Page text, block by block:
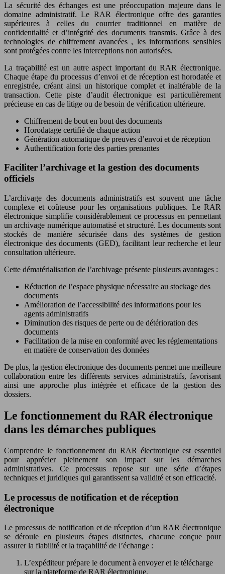
La sécurité des échanges est une préoccupation majeure dans le
domaine administratif. Le RAR électronique offre des garanties
supérieures à celles du courrier traditionnel en matière de
confidentialité et d’intégrité des documents transmis. Grâce à des
technologies de chiffrement avancées , les informations sensibles
sont protégées contre les interceptions non autorisées.
La traçabilité est un autre aspect important du RAR électronique.
Chaque étape du processus d’envoi et de réception est horodatée et
enregistrée, créant ainsi un historique complet et inaltérable de la
transaction. Cette piste d’audit électronique est particulièrement
précieuse en cas de litige ou de besoin de vérification ultérieure.
Chiffrement de bout en bout des documents
Horodatage certifié de chaque action
Génération automatique de preuves d’envoi et de réception
Authentification forte des parties prenantes
Faciliter l’archivage et la gestion des documents
officiels
L’archivage des documents administratifs est souvent une tâche
complexe et coûteuse pour les organisations publiques. Le RAR
électronique simplifie considérablement ce processus en permettant
un archivage numérique automatisé et structuré. Les documents sont
stockés de manière sécurisée dans des systèmes de gestion
électronique des documents (GED), facilitant leur recherche et leur
consultation ultérieure.
Cette dématérialisation de l’archivage présente plusieurs avantages :
Réduction de l’espace physique nécessaire au stockage des
documents
Amélioration de l’accessibilité des informations pour les
agents administratifs
Diminution des risques de perte ou de détérioration des
documents
Facilitation de la mise en conformité avec les réglementations
en matière de conservation des données
De plus, la gestion électronique des documents permet une meilleure
collaboration entre les différents services administratifs, favorisant
ainsi une approche plus intégrée et efficace de la gestion des
dossiers.
Le fonctionnement du RAR électronique
dans les démarches publiques
Comprendre le fonctionnement du RAR électronique est essentiel
pour apprécier pleinement son impact sur les démarches
administratives. Ce processus repose sur une série d’étapes
techniques et juridiques qui garantissent sa validité et son efficacité.
Le processus de notification et de réception
électronique
Le processus de notification et de réception d’un RAR électronique
se déroule en plusieurs étapes distinctes, chacune conçue pour
assurer la fiabilité et la traçabilité de l’échange :
L’expéditeur prépare le document à envoyer et le télécharge
sur la plateforme de RAR électronique.